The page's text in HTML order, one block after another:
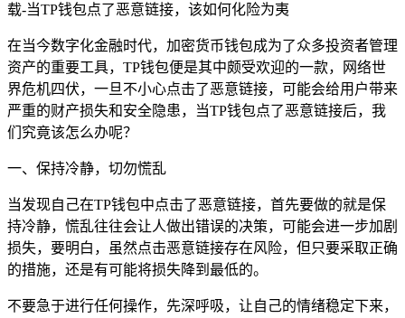
载-当TP钱包点了恶意链接，该如何化险为夷
在当今数字化金融时代，加密货币钱包成为了众多投资者管理
资产的重要工具，TP钱包便是其中颇受欢迎的一款，网络世
界危机四伏，一旦不小心点击了恶意链接，可能会给用户带来
严重的财产损失和安全隐患，当TP钱包点了恶意链接后，我
们究竟该怎么办呢？
一、保持冷静，切勿慌乱
当发现自己在TP钱包中点击了恶意链接，首先要做的就是保
持冷静，慌乱往往会让人做出错误的决策，可能会进一步加剧
损失，要明白，虽然点击恶意链接存在风险，但只要采取正确
的措施，还是有可能将损失降到最低的。
不要急于进行任何操作，先深呼吸，让自己的情绪稳定下来，